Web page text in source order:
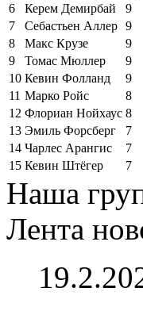
6
Керем Демирбай
9
7
Себастьен Аллер 9
8
Макс Крузе
9
9
Томас Мюллер
9
10 Кевин Фолланд
9
11 Марко Ройс
8
12 Флориан Нойхаус 8
13 Эмиль Форсберг
7
14 Чарлес Арангис
7
15 Кевин Штёгер 7
Наша
Лента